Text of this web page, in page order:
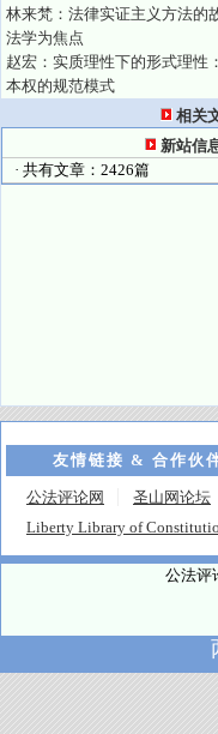
林来梵：法律实证主义方法
法学为焦点
赵宏：实质理性下的形式理性
本权的规范模式
相关
新站信
· 共有文章：2426篇
友情链接 & 合作伙
公法评论网 圣山网论坛
Liberty Library of
公法评